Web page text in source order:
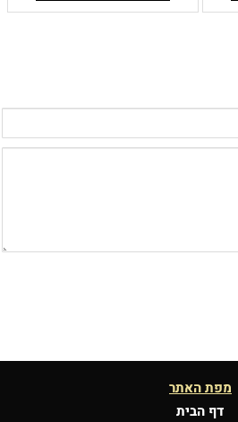
מפת האתר
דף הבית